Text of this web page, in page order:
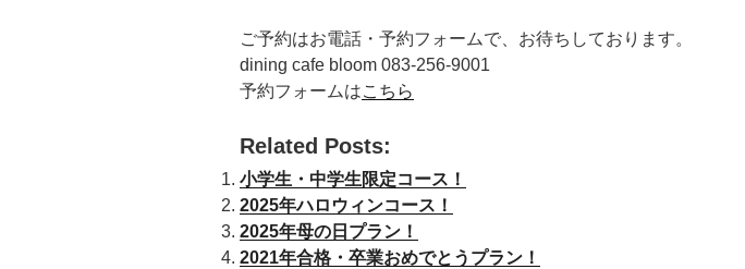
ご予約はお電話・予約フォームで、お待ちしております。
dining cafe bloom 083-256-9001
予約フォームはこちら
Related Posts:
小学生・中学生限定コース！
2025年ハロウィンコース！
2025年母の日プラン！
2021年合格・卒業おめでとうプラン！